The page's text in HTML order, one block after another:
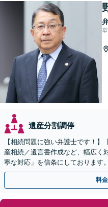
遺産分割調停
【相続問題に強い弁護士です！
産相続／遺言書作成など、幅広く
寧な対応」を信条にしております
のため全力を尽くします。お気軽
料